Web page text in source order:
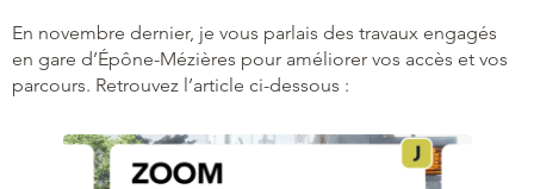
En novembre dernier, je vous parlais des travaux engagés
en gare d’Épône-Mézières pour améliorer vos accès et vos
parcours. Retrouvez l’article ci-dessous :